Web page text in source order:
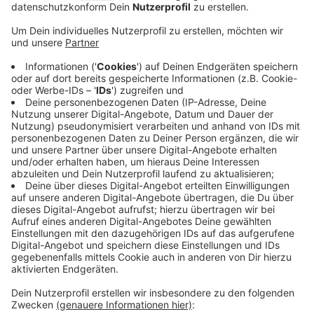
Anzeige
Präsidium und Aufsichtsrat der Borussia haben Virkus
auf dessen Vorschlag hin von seinen Aufgaben
entbunden. „Ich habe immer gesagt, dass der Verein
über allem steht und mich deshalb zu diesem Schritt
entschieden“, so Roland Virkus. Über 30 Jahre war er in
verschiedenen Positionen in Gladbach beschäftigt. Im
Februar 2022 hatte er den Posten des
Geschäftsführers Sport übernommen, nachdem sein
Vorgänger Max Eberl zurückgetreten war. Aktuell
belegt die Borussia in der Fußball-Bundesliga mit nur
zwei Punkten aus fünf Spielen den letzten
Tabellenplatz.
Anzeige